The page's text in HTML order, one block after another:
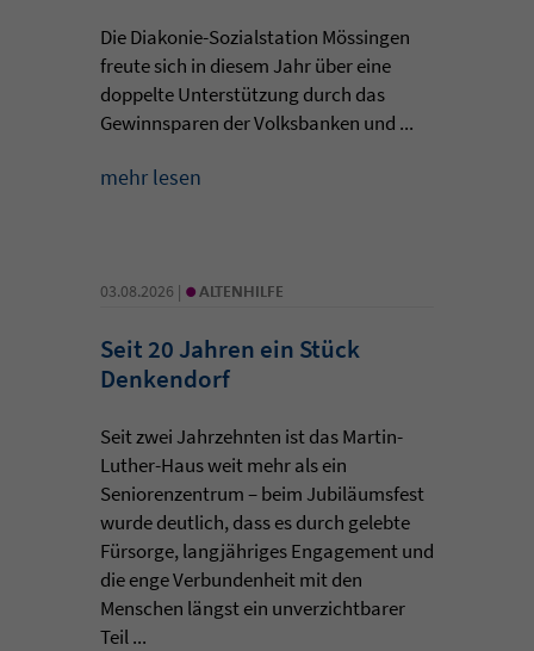
Die Diakonie-Sozialstation Mössingen
freute sich in diesem Jahr über eine
doppelte Unterstützung durch das
Gewinnsparen der Volksbanken und ...
mehr lesen
03.08.2026 | • ALTENHILFE
Seit 20 Jahren ein Stück
Denkendorf
Seit zwei Jahrzehnten ist das Martin-
Luther-Haus weit mehr als ein
Seniorenzentrum – beim Jubiläumsfest
wurde deutlich, dass es durch gelebte
Fürsorge, langjähriges Engagement und
die enge Verbundenheit mit den
Menschen längst ein unverzichtbarer
Teil ...